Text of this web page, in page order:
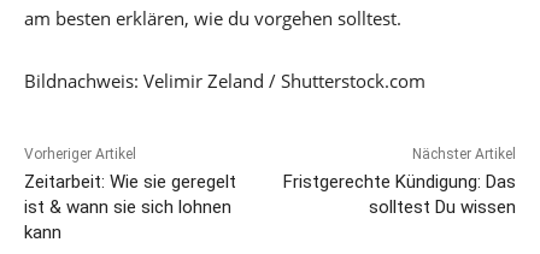
am besten erklären, wie du vorgehen solltest.
Bildnachweis: Velimir Zeland / Shutterstock.com
Vorheriger Artikel
Zeitarbeit: Wie sie geregelt
ist & wann sie sich lohnen
kann
Nächster Artikel
Fristgerechte Kündigung: Das
solltest Du wissen